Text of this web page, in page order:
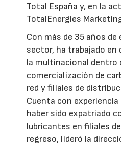
Total España y, en la
TotalEnergies
Con más de 35 años de
sector, ha trabajado en
la multinacional dentro
comercialización de
red y filiales de
Cuenta con
haber sido expatriado
lubricantes en filiales
regreso, lideró la